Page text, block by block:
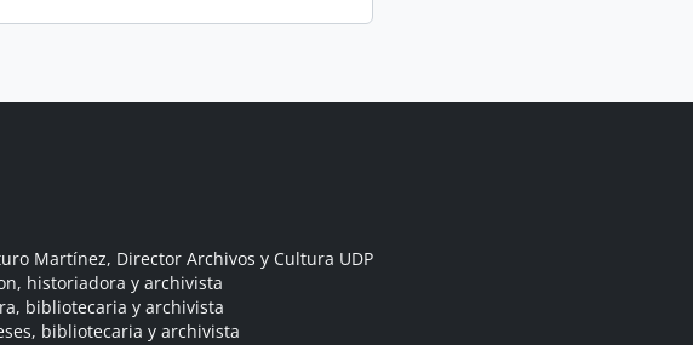
Martínez, Director Archivos y Cultura UDP
historiadora y archivista
bibliotecaria y archivista
bibliotecaria y archivista